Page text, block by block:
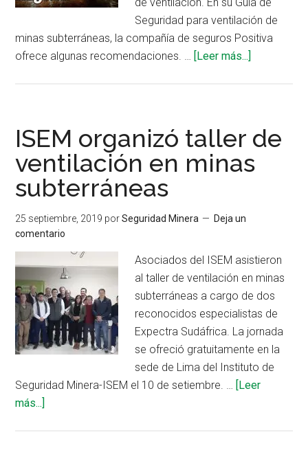
Seguridad para ventilación de
minas subterráneas, la compañía de seguros Positiva
ofrece algunas recomendaciones. … [Leer más...]
planeación
de
ventilación
ISEM organizó taller de
ventilación en minas
subterráneas
25 septiembre, 2019 porSeguridad Minera
Deja un
comentario
Asociados del ISEM asistieron
al taller de ventilación en minas
subterráneas a cargo de dos
reconocidos especialistas de
Expectra Sudáfrica. La jornada
se ofreció gratuitamente en la
sede de Lima del Instituto de
Seguridad Minera-ISEM el 10 de setiembre. … [Leer
más...]